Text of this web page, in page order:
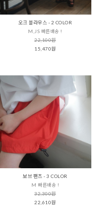
오크 블라우스 - 2 COLOR
M,JS 빠른배송 !
22,100원
15,470원
보브 팬츠 - 3 COLOR
M 빠른배송 !
32,300원
22,610원